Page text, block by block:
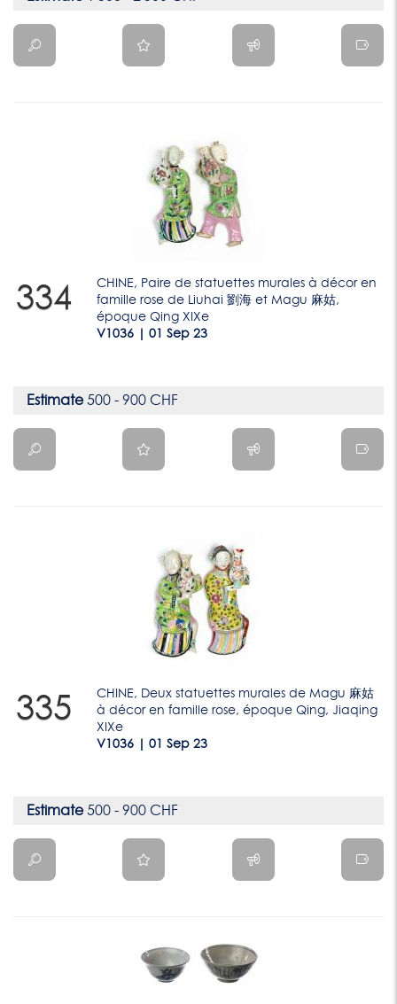
334
CHINE, Paire de statuettes murales à décor en
famille rose de Liuhai 劉海 et Magu 麻姑,
époque Qing XIXe
V1036 | 01 Sep 23
Estimate500 - 900 CHF
335
CHINE, Deux statuettes murales de Magu 麻姑
à décor en famille rose, époque Qing, Jiaqing
XIXe
V1036 | 01 Sep 23
Estimate500 - 900 CHF